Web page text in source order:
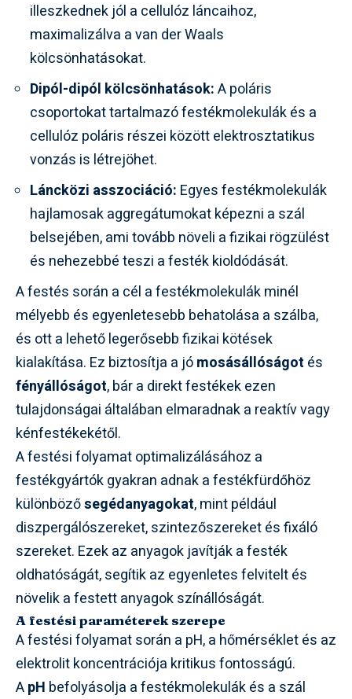
illeszkednek jól a cellulóz láncaihoz,
maximalizálva a van der Waals
kölcsönhatásokat.
Dipól-dipól kölcsönhatások:A poláris
csoportokat tartalmazó festékmolekulák és a
cellulóz poláris részei között elektrosztatikus
vonzás is létrejöhet.
Láncközi asszociáció: Egyes festékmolekulák
hajlamosak aggregátumokat képezni a szál
belsejében, ami tovább növeli a fizikai rögzülést
és nehezebbé teszi a festék kioldódását.
A festés során a cél a festékmolekulák minél
mélyebb és egyenletesebb behatolása a szálba,
és ott a lehető legerősebb fizikai kötések
kialakítása. Ez biztosítja a jómosásállóságot és
fényállóságot, bár a direkt festékek ezen
tulajdonságai általában elmaradnak a reaktív vagy
kénfestékekétől.
A festési folyamat optimalizálásához a
festékgyártók gyakran adnak a festékfürdőhöz
különbözősegédanyagokat, mint például
diszpergálószereket, szintezőszereket és fixáló
szereket. Ezek az anyagok javítják a festék
oldhatóságát, segítik az egyenletes felvitelt és
növelik a festett anyagok színállóságát.
A festési paraméterek szerepe
A festési folyamat során a pH, a hőmérséklet és az
elektrolit koncentrációja kritikus fontosságú.
ApH befolyásolja a festékmolekulák és a szál